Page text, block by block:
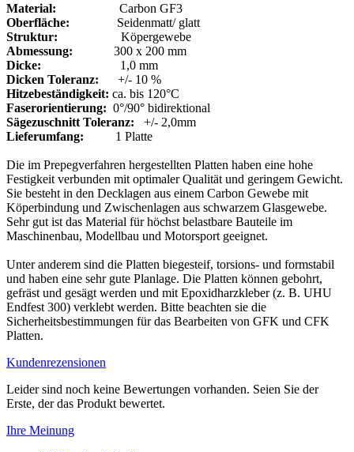
Material: Carbon GF3
Oberfläche: Seidenmatt/ glatt
Struktur: Köpergewebe
Abmessung: 300 x 200 mm
Dicke: 1,0 mm
Dicken Toleranz: +/- 10 %
Hitzebeständigkeit: ca. bis 120°C
Faserorientierung: 0°/90° bidirektional
Sägezuschnitt Toleranz:
+/- 2,0mm
Lieferumfang:
1 Platte
Die im Prepegverfahren hergestellten Platten haben eine hohe
Festigkeit verbunden mit optimaler Qualität und geringem Gewicht.
Sie besteht in den Decklagen aus einem Carbon Gewebe mit
Köperbindung und Zwischenlagen aus schwarzem Glasgewebe.
Sehr gut ist das Material für höchst belastbare Bauteile im
Maschinenbau, Modellbau und Motorsport geeignet.
Unter anderem sind die Platten biegesteif, torsions- und formstabil
und haben eine sehr gute Planlage. Die Platten können gebohrt,
gefräst und gesägt werden und mit Epoxidharzkleber (z. B. UHU
Endfest 300) verklebt werden. Bitte beachten sie die
Sicherheitsbestimmungen für das Bearbeiten von GFK und CFK
Platten.
Kundenrezensionen
Leider sind noch keine Bewertungen vorhanden. Seien Sie der
Erste, der das Produkt bewertet.
Ihre Meinung